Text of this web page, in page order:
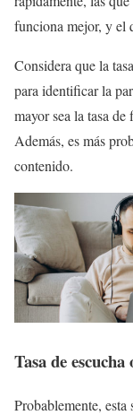
funciona mejor, y el
Considera que la
para identificar la
mayor sea la tasa
Además, es más
contenido.
Tasa de
Probablemente, esta